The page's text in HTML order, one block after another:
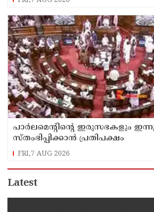
പാര്‍ലമെന്റിന്റെ ഇരുസഭകളും
സ്തംഭിപ്പിക്കാന്‍ പ്രതിപക്ഷം
FRI,7 AUG 2026
Latest